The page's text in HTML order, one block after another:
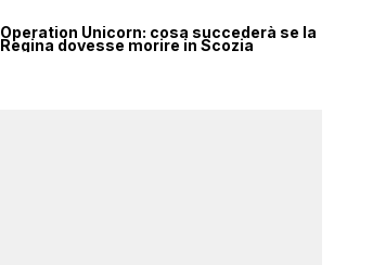
Operation Unicorn: cosa succederà se la
Regina dovesse morire in Scozia